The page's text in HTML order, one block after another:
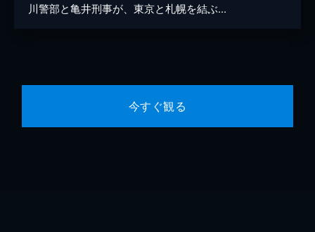
川警部と亀井刑事が、東京と札幌を結ぶ...
今すぐ観る